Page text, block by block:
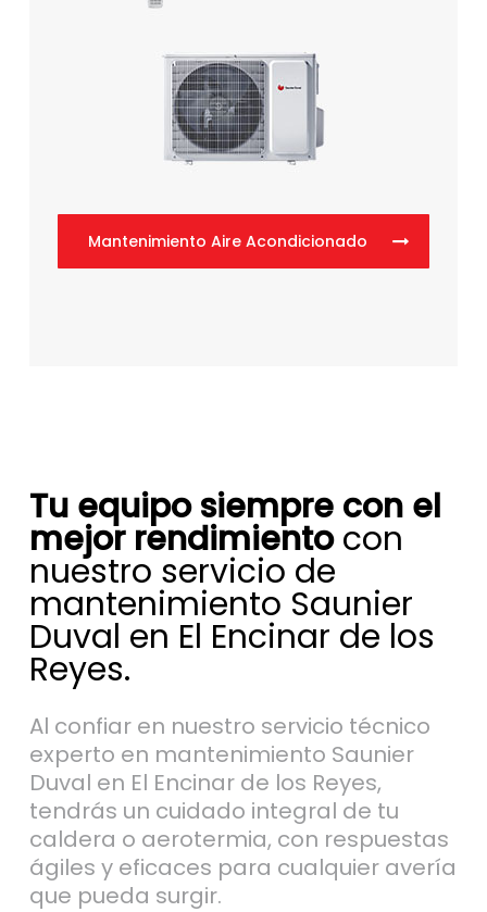
Mantenimiento Aire Acondicionado
Tu equipo siempre con el
mejor rendimientocon
nuestro servicio de
mantenimiento Saunier
Duval en El Encinar de los
Reyes.
Al confiar en nuestro servicio técnico
experto en mantenimiento Saunier
Duval en El Encinar de los Reyes,
tendrás un cuidado integral de tu
caldera o aerotermia, con respuestas
ágiles y eficaces para cualquier avería
que pueda surgir.